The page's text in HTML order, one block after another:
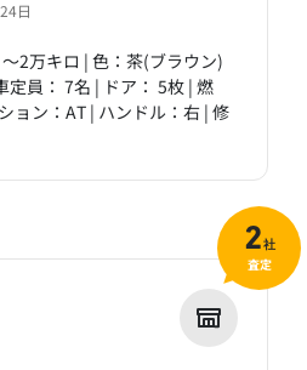
日
2万キロ | 色：茶(ブラウン)
定員： 7名 | ドア： 5枚 | 燃
ョン：AT | ハンドル：右 | 修
2社
査定